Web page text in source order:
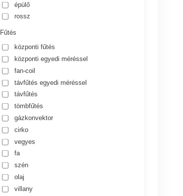
épülő
rossz
Fűtés
központi fűtés
központi egyedi méréssel
fan-coil
távfűtés egyedi méréssel
távfűtés
tömbfűtés
gázkonvektor
cirko
vegyes
fa
szén
olaj
villany